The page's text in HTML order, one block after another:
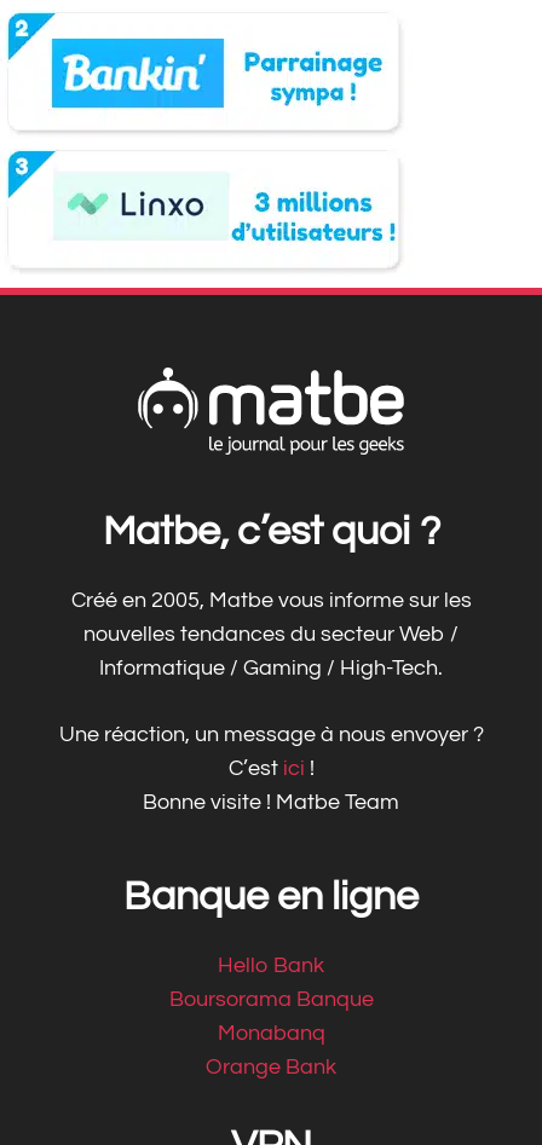
Matbe, c’est quoi ?
Créé en 2005, Matbe vous informe sur les
nouvelles tendances du secteur Web /
Informatique / Gaming / High-Tech.
Une réaction, un message à nous envoyer ?
C’est ici !
Bonne visite ! Matbe Team
Banque en ligne
Hello Bank
Boursorama Banque
Monabanq
Orange Bank